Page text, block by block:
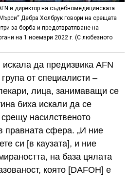
и директор на съдебномедицинската
Дебра Холбрук говори на срещата
за борба и предотвратяване на
на 1 ноември 2022 г. (С любезното
да предизвика AFN
от специалисти –
лица, занимаващи се
биха искали да се
насилственото
правната сфера. „И ние
си [в каузата], и ние
на база цялата
която [DAFOH] е